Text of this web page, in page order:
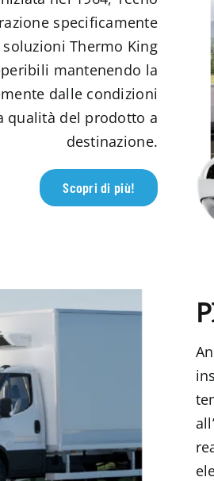
specificamente
Thermo King
mantenendo la
dalle condizioni
qualità del prodotto a
destinazione.
Scopri di più!